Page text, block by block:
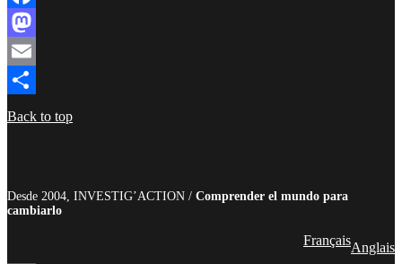
Facebook
Mastodon
Email
Compartir
Back to top
Desde 2004, INVESTIG’ACTION / Comprender el mundo para
cambiarlo
FrançaisAnglais